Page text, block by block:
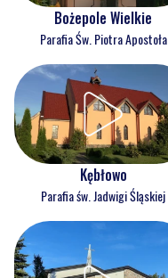
Bożepole Wielkie
Parafia Św. Piotra Apostoła
Kębłowo
Parafia św. Jadwigi Śląskiej